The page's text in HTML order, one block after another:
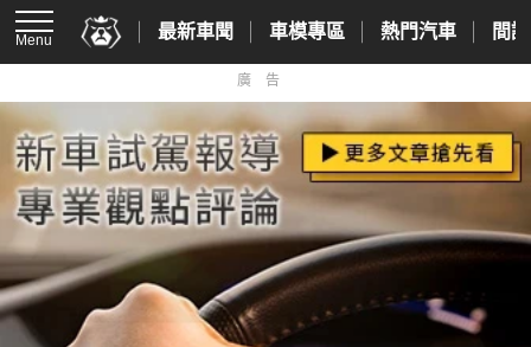
Menu 最新車聞 車模專區 熱門汽車 間
廣告